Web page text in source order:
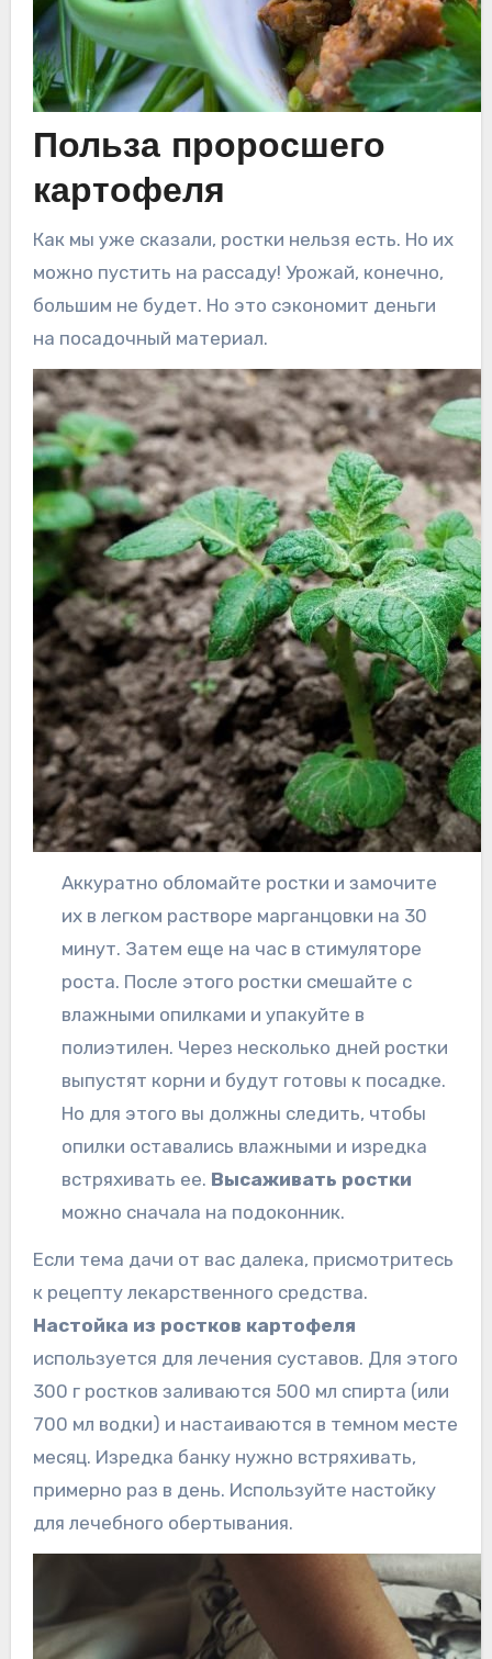
Польза проросшего
картофеля
Как мы уже сказали, ростки нельзя есть. Но их
можно пустить на рассаду! Урожай, конечно,
большим не будет. Но это сэкономит деньги
на посадочный материал.
Аккуратно обломайте ростки и замочите
их в легком растворе марганцовки на 30
минут. Затем еще на час в стимуляторе
роста. После этого ростки смешайте с
влажными опилками и упакуйте в
полиэтилен. Через несколько дней ростки
выпустят корни и будут готовы к посадке.
Но для этого вы должны следить, чтобы
опилки оставались влажными и изредка
встряхивать ее. Высаживать ростки
можно сначала на подоконник.
Если тема дачи от вас далека, присмотритесь
к рецепту лекарственного средства.
Настойка из ростков картофеля
используется для лечения суставов. Для этого
300 г ростков заливаются 500 мл спирта (или
700 мл водки) и настаиваются в темном месте
месяц. Изредка банку нужно встряхивать,
примерно раз в день. Используйте настойку
для лечебного обертывания.